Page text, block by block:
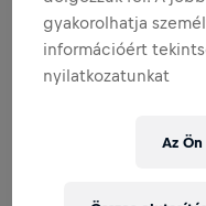
TÖRTÉNETÜNK
gyakorolhatja
információért
nyilatkozatunkat
Az